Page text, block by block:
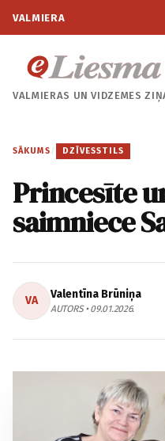
VALMIERA
VALMIERAS UNVIDZEMES
SĀKUMS / DZĪVESSTILS
Princesīte
saimniece
VA Valentīna Brūniņa
AUTORS • 09.01.2026.